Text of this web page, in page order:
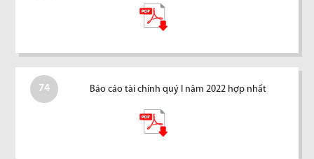
74 Báo cáo tài chính quý I năm 2022 hợp nhất